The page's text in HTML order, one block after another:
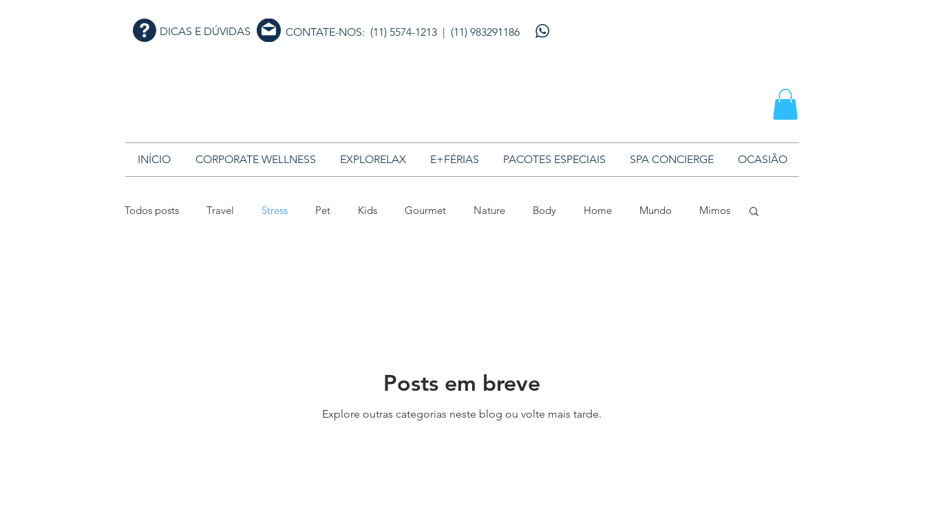
DICAS E DÚVIDAS CONTATE-NOS: (11) 5574-1213 | (11) 983291186
INÍCIO CORPORATE WELLNESS EXPLORELAX E+FÉRIAS PACOTES ESPECIAIS SPA CONCIERGE OCASIÃO
Todos posts Travel Stress Pet Kids Gourmet Nature Body Home Mundo Mimos
Posts em breve
Explore outras categorias neste blog ou volte mais tarde.